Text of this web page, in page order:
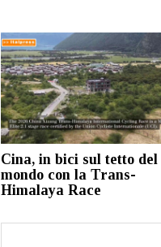
Cina, in bici sul tetto del
mondo con la Trans-
Himalaya Race